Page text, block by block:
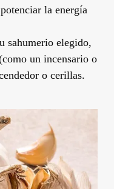
la energía
sahumerio elegido,
un incensario o
o cerillas.